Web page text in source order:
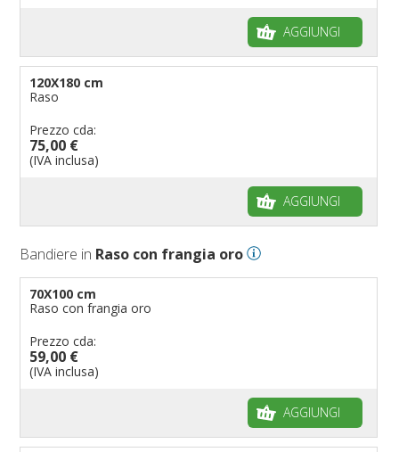
AGGIUNGI
120X180 cm
Raso
Prezzo cda:
75,00 €
(IVA inclusa)
AGGIUNGI
Bandiere in Raso con frangia oro
70X100 cm
Raso con frangia oro
Prezzo cda:
59,00 €
(IVA inclusa)
AGGIUNGI